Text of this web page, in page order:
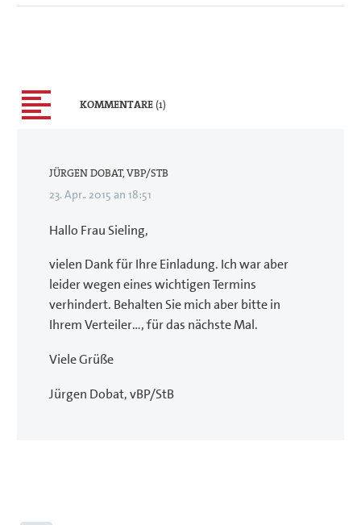
KOMMENTARE (1)
JÜRGEN DOBAT, VBP/STB
23. Apr.. 2015 an 18:51
Hallo Frau Sieling,
vielen Dank für Ihre Einladung. Ich war aber
leider wegen eines wichtigen Termins
verhindert. Behalten Sie mich aber bitte in
Ihrem Verteiler…, für das nächste Mal.
Viele Grüße
Jürgen Dobat, vBP/StB